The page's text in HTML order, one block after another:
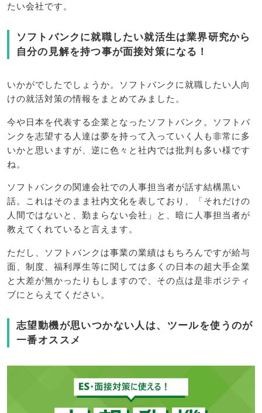
たい会社です。
ソフトバンクに就職したい就活生は業界研究から
自分の見解を持つ事が面接対策になる！
いかがでしたでしょうか。ソフトバンクに就職したい人向
けの就活対策の情報をまとめてみました。
今や日本を代表する企業となったソフトバンク。ソフトバ
ンクを志望する人達は夢を持って入っていく人も非常に多
いかと思いますが、逆に色々と社内では批判も多い様です
ね。
ソフトバンクの関連会社での人事担当者が話す結構黒い
話。これはそのまま社内文化を表しており、「それだけの
人間ではないと、勤まらない会社」と、暗に人事担当者が
教えてくれていると言えます。
ただし、ソフトバンクは事業の業績はもちろんですが給与
面、制度、福利厚生等に関しては多くの日本の超大手企業
と大差が無かったりもしますので、その点は是非ポジティ
ブにとらえてください。
志望動機が思いつかない人は、ツールを使うのが
一番オススメ